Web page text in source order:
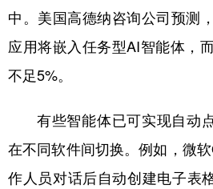
Русский язык
Deutsch Português
中。美国高德纳咨询公司预测
应用将嵌入任务型AI智能体，
不足5%。
有些智能体已可实现自动
在不同软件间切换。例如，微
作人员对话后自动创建电子表